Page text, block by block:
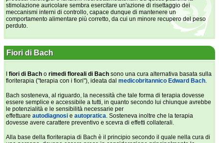
stimolazione auricolare sembra esercitare un'azione di risettaggio dei
meccanismi interni di controllo, capace dunque di mantenere un
comportamento alimentare più corretto, da cui un minore recupero del peso
perduto.
Fiori di Bach
I fiori di Bach o rimedi floreali di Bach sono una cura alternativa basata sulla
floriterapia ("terapia con i fiori"), ideata dal medicobritannico Edward Bach.
Bach sosteneva, al riguardo, la necessità che tale forma di terapia dovesse
essere semplice e accessibile a tutti, in quanto secondo lui chiunque avrebbe
le potenzialità e le sensibilità necessarie per
effettuare autodiagnosi e autopratica. Sosteneva inoltre che la terapia
dovesse avere carattere preventivo e scevra di effetti collaterali.
Alla base della floriterapia di Bach è il principio secondo il quale nella cura di